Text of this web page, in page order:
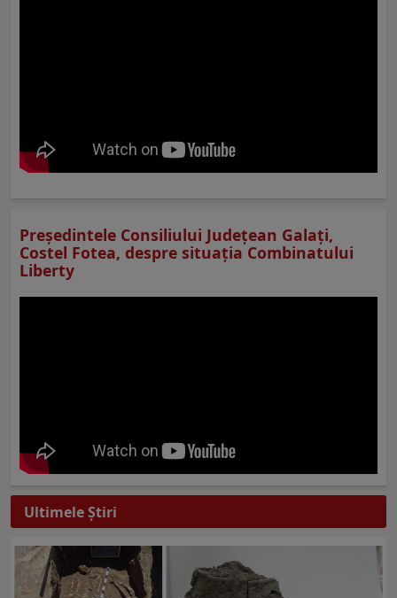
Preşedintele Consiliului Judeţean Galaţi,
Costel Fotea, despre situaţia Combinatului
Liberty
Ultimele Ştiri